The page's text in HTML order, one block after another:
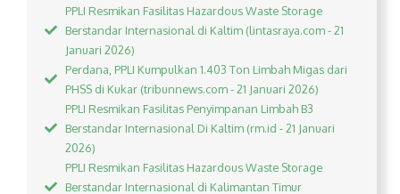
PPLI Resmikan Fasilitas Hazardous Waste Storage
Berstandar Internasional di Kaltim (lintasraya.com - 21
Januari 2026)
Perdana, PPLI Kumpulkan 1.403 Ton Limbah Migas dari
PHSS di Kukar (tribunnews.com - 21 Januari 2026)
PPLI Resmikan Fasilitas Penyimpanan Limbah B3
Berstandar Internasional Di Kaltim (rm.id - 21 Januari
2026)
PPLI Resmikan Fasilitas Hazardous Waste Storage
Berstandar Internasional di Kalimantan Timur